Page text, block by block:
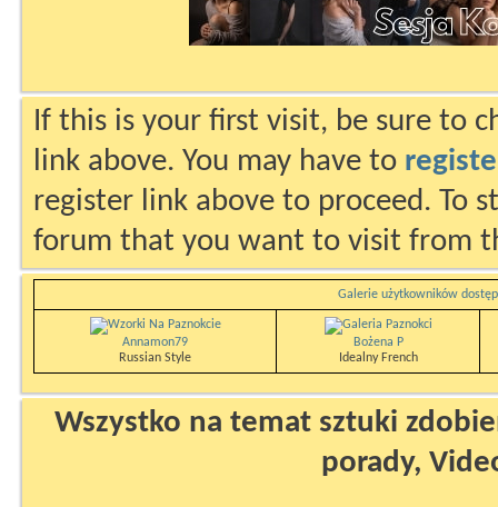
If this is your first visit, be sure to
link above. You may have to
register link above to proceed. To
forum that you want to visit from
Galerie użytkowników
Annamon79
Russian Style
Bożena P
Idealny French
Wszystko na temat sztuki
porady,